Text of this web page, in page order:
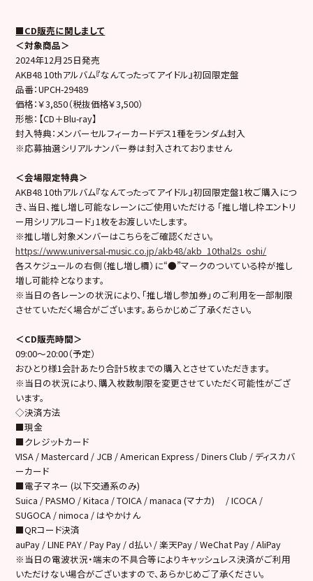
■CD販売に関しまして
＜対象商品＞
2024年12月25日発売
AKB48 10thアルバム『なんてったってアイドル』初回限定盤
品番：UPCH-29489
価格：￥3,850（税抜価格￥3,500）
形態：【CD＋Blu-ray】
封入特典：メンバーセルフィーカードデス1種をランダム封入
※応募抽選シリアルナンバー券は封入されておりません
＜会場限定特典＞
AKB48 10thアルバム『なんてったってアイドル』初回限定盤1枚ご購入につ
き、当日、推し増し可能なレーンにご使用いただける 「推し増し枠エントリ
ー用シリアルコード」1枚をお渡しいたします。
※推し増し対象メンバーはこちらをご確認ください。
https://www.universal-music.co.jp/akb48/akb_10thal2s_oshi/
各スケジュールの右側（推し増し欄）に“●”マークのついている枠が推し
増し可能枠となります。
※当日の各レーンの状況により、「推し増し参加券」のご利用を一部制限
させていただく場合がございます。あらかじめご了承ください。
＜CD販売時間＞
09:00～20:00（予定）
おひとり様1会計あたり合計5枚までの購入とさせていただきます。
※当日の状況により、購入枚数制限を変更させていただく可能性がござ
います。
◇決済方法
■現金
■クレジットカード
VISA / Mastercard / JCB / American Express / Diners Club / ディスカバ
ーカード
■電子マネー (以下交通系のみ)
Suica / PASMO / Kitaca / TOICA / manaca (マナカ) / ICOCA /
SUGOCA / nimoca / はやかけん
■QRコード決済
auPay / LINE PAY / Pay Pay / d払い / 楽天Pay / WeChat Pay / AliPay
※当日の電波状況・端末の不具合等によりキャッシュレス決済がご利用
いただけない場合がございますので、あらかじめご了承ください。